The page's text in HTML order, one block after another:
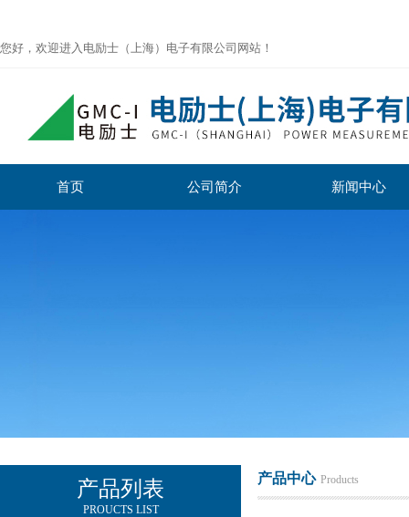
您好，欢迎进入电励士（上海）电子有限公司网站！
首页 公司简介 新闻中心
产品列表
PROUCTS LIST
产品中心 Products